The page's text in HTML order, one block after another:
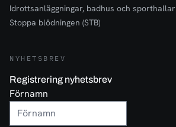
Idrottsanläggningar, badhus och sporthallar
Stoppa blödningen (STB)
NYHETSBREV
Registrering nyhetsbrev
Förnamn